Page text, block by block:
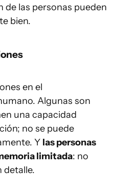
de las personas pueden
bien.
en el
Algunas son
una capacidad
no se puede
Y las personas
limitada: no
detalle.